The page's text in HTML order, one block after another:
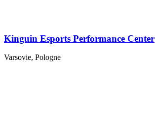
Kinguin Esports Performance Center
Varsovie, Pologne